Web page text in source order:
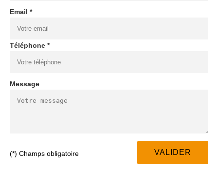
Email *
Téléphone *
Message
(*) Champs obligatoire